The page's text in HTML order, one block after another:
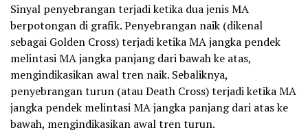
Sinyal penyebrangan terjadi ketika dua jenis MA
berpotongan di grafik. Penyebrangan naik (dikenal
sebagai Golden Cross) terjadi ketika MA jangka pendek
melintasi MA jangka panjang dari bawah ke atas,
mengindikasikan awal tren naik. Sebaliknya,
penyebrangan turun (atau Death Cross) terjadi ketika MA
jangka pendek melintasi MA jangka panjang dari atas ke
bawah, mengindikasikan awal tren turun.